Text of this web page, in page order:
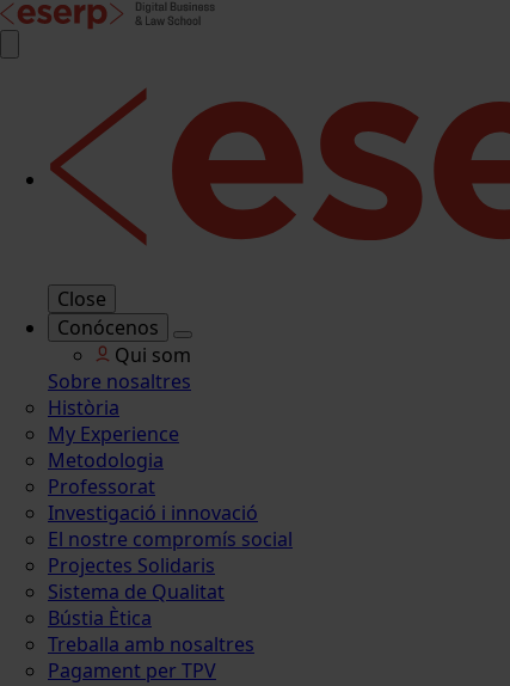
Close
Conócenos
Qui som
Sobre nosaltres
Història
My Experience
Metodologia
Professorat
Investigació i innovació
El nostre compromís social
Projectes Solidaris
Sistema de Qualitat
Bústia Ètica
Treballa amb nosaltres
Pagament per TPV